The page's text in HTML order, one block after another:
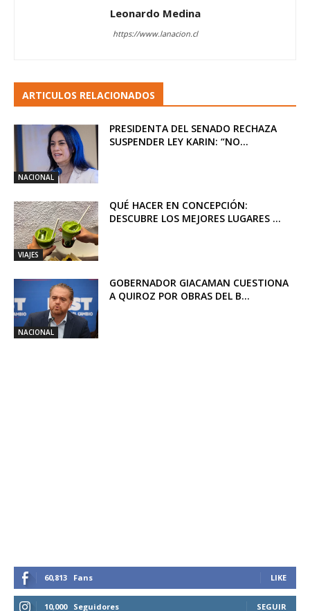
Leonardo Medina
https://www.lanacion.cl
ARTICULOS RELACIONADOS
NACIONAL
PRESIDENTA DEL SENADO RECHAZA
SUSPENDER LEY KARIN: “NO...
VIAJES
QUÉ HACER EN CONCEPCIÓN:
DESCUBRE LOS MEJORES LUGARES ...
NACIONAL
GOBERNADOR GIACAMAN CUESTIONA
A QUIROZ POR OBRAS DEL B...
60,813 Fans LIKE
10,000 Seguidores SEGUIR